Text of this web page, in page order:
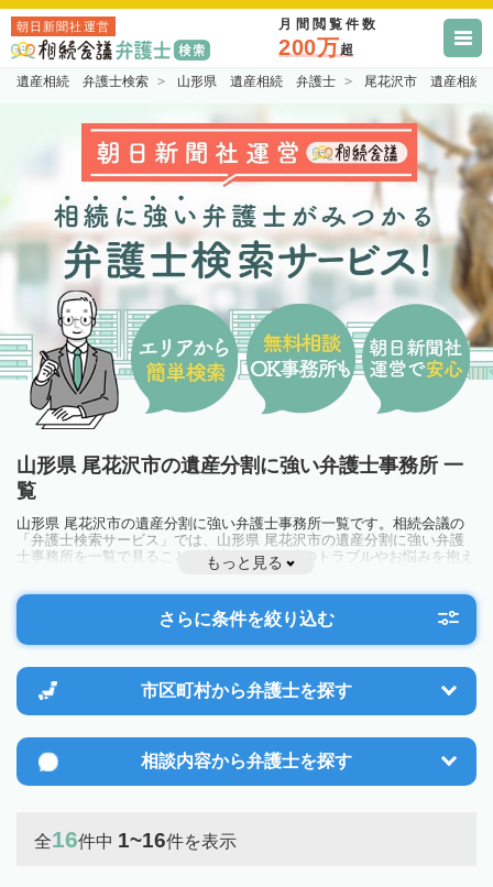
朝日新聞社運営 月間閲覧件数
200万超
遺産相続 弁護士検索 山形県 遺産相続 弁護士 尾花沢市 遺産相続
山形県 尾花沢市の遺産分割に強い弁護士事務所 一
覧
山形県 尾花沢市の遺産分割に強い弁護士事務所一覧です。相続会議の
「弁護士検索サービス」では、山形県 尾花沢市の遺産分割に強い弁護
士事務所を一覧で見ることが出来ます。相続のトラブルやお悩みを抱え
ている方は一度近隣の弁護士に相談してみましょう。
もっと見る
さらに条件を絞り込む
市区町村から弁護士を探す
相談内容から弁護士を探す
全16件中 1~16件を表示